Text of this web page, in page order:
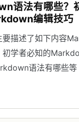
语法有哪些？
编辑技巧
要描述了如下内容
初学者必知的
语法有哪些等